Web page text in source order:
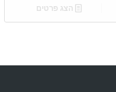
הצג פרטים